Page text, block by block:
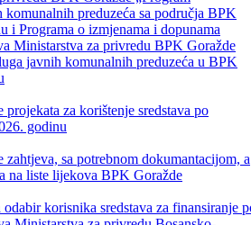
sredstava po Programu utroška
BPK Goražde „Program
komunalnih preduzeća sa područja BPK
i Programa o izmjenama i dopunama
Ministarstva za privredu BPK Goražde
javnih komunalnih preduzeća u BPK
za korištenje sredstava po
godinu
zahtjeva, sa potrebnom dokumantacijom, a